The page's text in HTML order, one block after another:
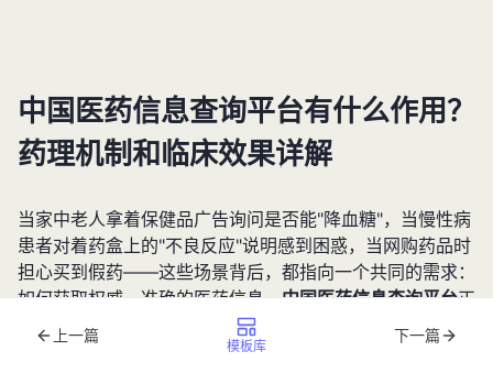
中国医药信息查询平台有什么作用？
药理机制和临床效果详解
当家中老人拿着保健品广告询问是否能"降血糖"，当慢性病
患者对着药盒上的"不良反应"说明感到困惑，当网购药品时
担心买到假药——这些场景背后，都指向一个共同的需求：
如何获取权威、准确的医药信息。中国医药信息查询平台正
是为解决这些痛点而生，它整合了药品说明书、药理研究、
临床数据等核心资源，让普通民众也能便捷获取专业级医药
上一篇
模板库
下一篇